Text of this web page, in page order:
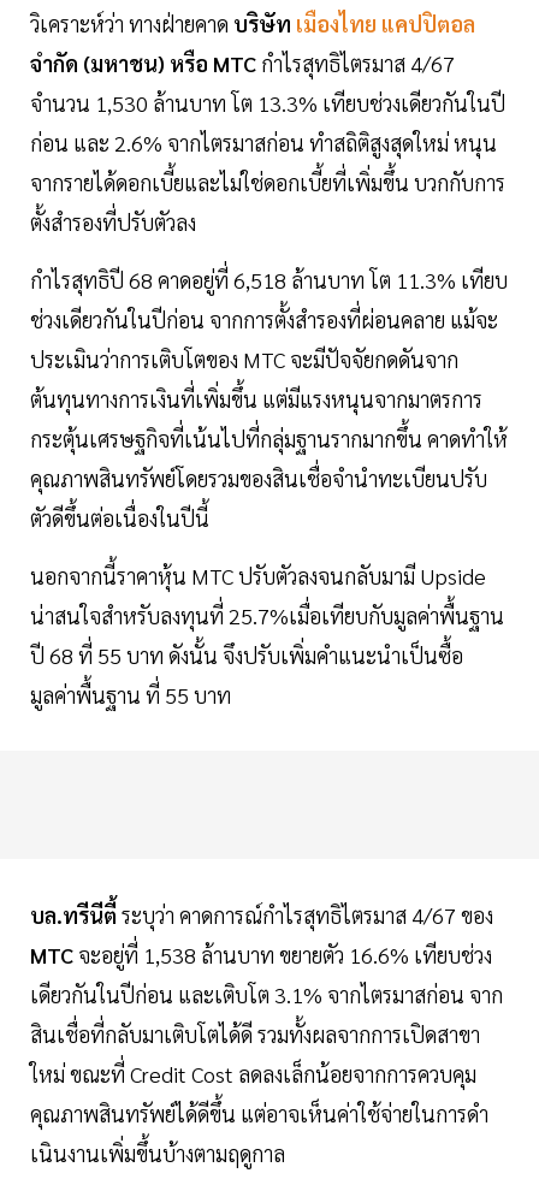
วิเคราะห์ว่า ทางฝ่ายคาด บริษัท เมืองไทย แคปปิตอล
จำกัด (มหาชน) หรือ MTC กำไรสุทธิไตรมาส 4/67
จำนวน 1,530 ล้านบาท โต 13.3% เทียบช่วงเดียวกันในปี
ก่อน และ 2.6% จากไตรมาสก่อน ทำสถิติสูงสุดใหม่ หนุน
จากรายได้ดอกเบี้ยและไม่ใช่ดอกเบี้ยที่เพิ่มขึ้น บวกกับการ
ตั้งสำรองที่ปรับตัวลง
กำไรสุทธิปี 68 คาดอยู่ที่ 6,518 ล้านบาท โต 11.3% เทียบ
ช่วงเดียวกันในปีก่อน จากการตั้งสำรองที่ผ่อนคลาย แม้จะ
ประเมินว่าการเติบโตของ MTC จะมีปัจจัยกดดันจาก
ต้นทุนทางการเงินที่เพิ่มขึ้น แต่มีแรงหนุนจากมาตรการ
กระตุ้นเศรษฐกิจที่เน้นไปที่กลุ่มฐานรากมากขึ้น คาดทำให้
คุณภาพสินทรัพย์โดยรวมของสินเชื่อจำนำทะเบียนปรับ
ตัวดีขึ้นต่อเนื่องในปีนี้
นอกจากนี้ราคาหุ้น MTC ปรับตัวลงจนกลับมามี Upside
น่าสนใจสำหรับลงทุนที่ 25.7%เมื่อเทียบกับมูลค่าพื้นฐาน
ปี 68 ที่ 55 บาท ดังนั้น จึงปรับเพิ่มคำแนะนำเป็นซื้อ
มูลค่าพื้นฐาน ที่ 55 บาท
บล.ทรีนีตี้ ระบุว่า คาดการณ์กําไรสุทธิไตรมาส 4/67 ของ
MTC จะอยู่ที่ 1,538 ล้านบาท ขยายตัว 16.6% เทียบช่วง
เดียวกันในปีก่อน และเติบโต 3.1% จากไตรมาสก่อน จาก
สินเชื่อที่กลับมาเติบโตได้ดี รวมทั้งผลจากการเปิดสาขา
ใหม่ ขณะที่ Credit Cost ลดลงเล็กน้อยจากการควบคุม
คุณภาพสินทรัพย์ได้ดีขึ้น แต่อาจเห็นค่าใช้จ่ายในการดํา
เนินงานเพิ่มขึ้นบ้างตามฤดูกาล